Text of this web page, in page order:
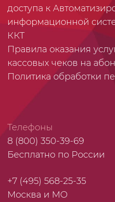
доступа к
информационной
ККТ
Правила оказания
кассовых чеков на
Политика обработки
Телефоны
8 (800) 350-39-69
Бесплатно по России
+7 (495) 568-25-35
Москва и МО